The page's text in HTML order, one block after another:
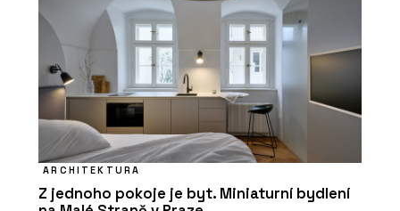
ARCHITEKTURA
Z jednoho pokoje je byt. Miniaturní bydlení